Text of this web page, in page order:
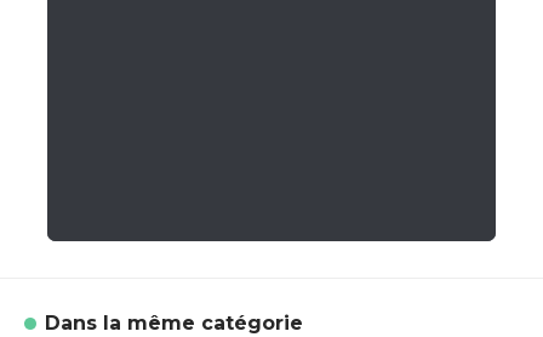
Dans la même catégorie